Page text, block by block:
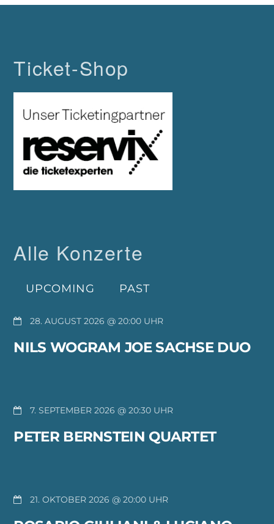
Ticket-Shop
Alle Konzerte
UPCOMING PAST
28. AUGUST 2026 @ 20:00
NILS WOGRAM JOE SACHSE DUO
7. SEPTEMBER 2026 @ 20:30
PETER BERNSTEIN QUARTET
21. OKTOBER 2026 @ 20:00